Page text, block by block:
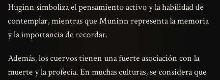
Huginn simboliza el pensamiento activo y la habilidad de
contemplar, mientras que Muninn representa la memoria
y la importancia de recordar.
Además, los cuervos tienen una fuerte asociación con la
muerte y la profecía. En muchas culturas, se considera que